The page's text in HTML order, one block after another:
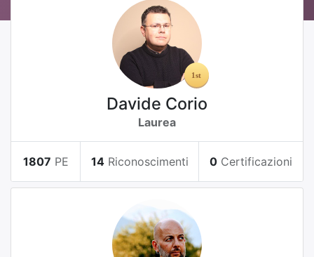
Davide Corio
Laurea
1807 PE 14 Riconoscimenti 0 Certificazioni